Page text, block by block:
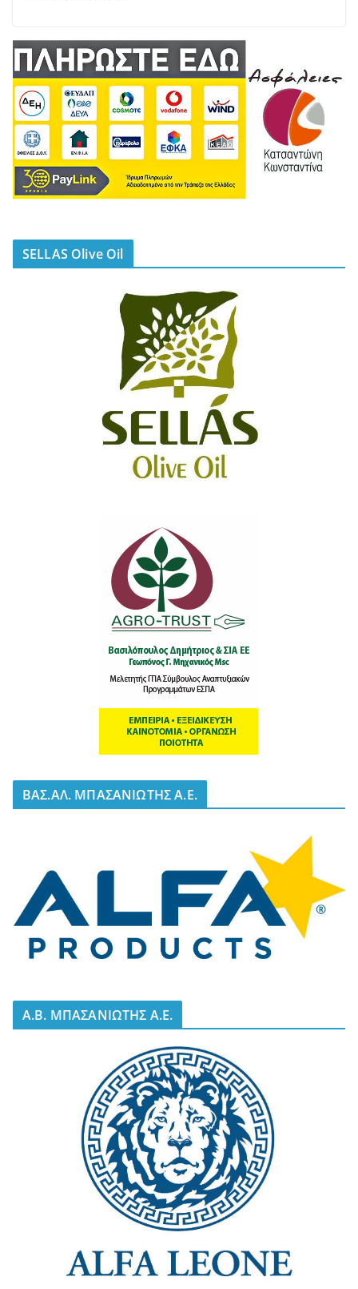
SELLAS Olive Oil
BΑΣ.ΑΛ. ΜΠΑΣΑΝΙΩΤΗΣ Α.Ε.
A.B. ΜΠΑΣΑΝΙΩΤΗΣ Α.Ε.